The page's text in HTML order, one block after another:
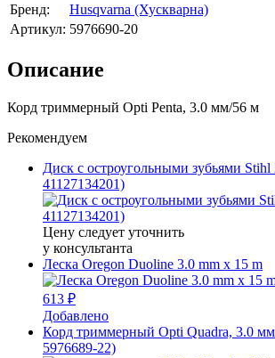
Бренд:
Husqvarna (Хускварна)
Артикул: 5976690-20
Описание
Корд триммерный Opti Penta, 3.0 мм/56 м
Рекомендуем
Диск с остроугольными зубьями
41127134201)
Цену следует уточнить
у консультанта
Леска Oregon Duoline 3.0 mm x 15 m
613 ₽
Добавлено
Корд триммерный Opti Quadra, 3.0
5976689-22)